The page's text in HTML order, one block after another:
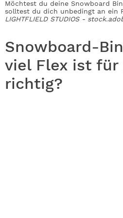
Möchtest du deine Snowboard
solltest du dich unbedingt an ein
LIGHTFLIELD STUDIOS -
Snowboard-
viel Flex ist für
richtig?